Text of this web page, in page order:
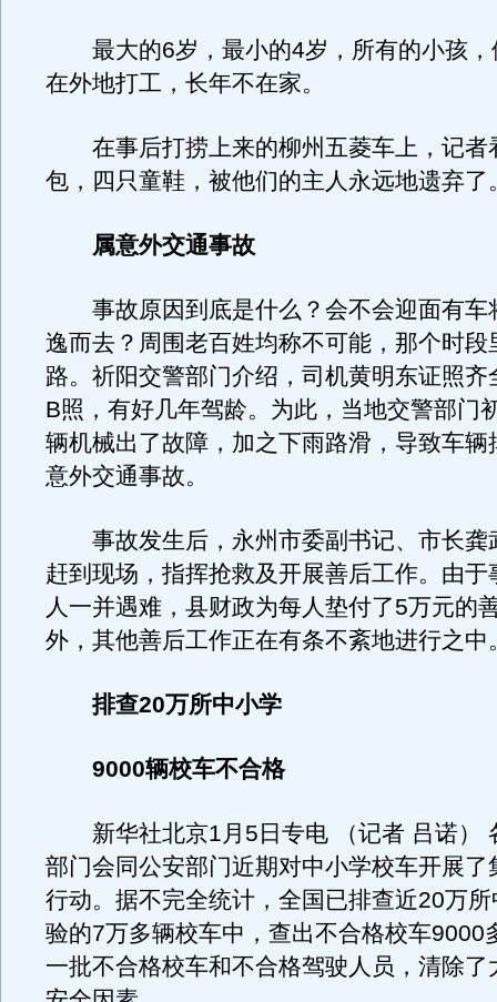
最大的6岁，最小的4岁，所有的小孩，
在外地打工，长年不在家。
在事后打捞上来的柳州五菱车上，记者
包，四只童鞋，被他们的主人永远地遗弃了
属意外交通事故
事故原因到底是什么？会不会迎面有车
逸而去？周围老百姓均称不可能，那个时段
路。祈阳交警部门介绍，司机黄明东证照齐
B照，有好几年驾龄。为此，当地交警部门
辆机械出了故障，加之下雨路滑，导致车辆
意外交通事故。
事故发生后，永州市委副书记、市长龚
赶到现场，指挥抢救及开展善后工作。由于
人一并遇难，县财政为每人垫付了5万元的
外，其他善后工作正在有条不紊地进行之中
排查20万所中小学
9000辆校车不合格
新华社北京1月5日专电 （记者 吕诺）
部门会同公安部门近期对中小学校车开展了
行动。据不完全统计，全国已排查近20万
验的7万多辆校车中，查出不合格校车9000
一批不合格校车和不合格驾驶人员，清除了